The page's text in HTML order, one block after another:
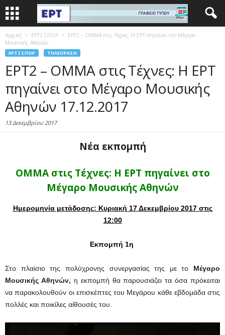
Αρχική EΡΤ2 ΣΠΟΡ
ΕΡΤ2 – ΟΜΜΑ στις Τέχνες: Η ΕΡΤ πηγαίνει στο Μέγαρο
Μουσικής Αθηνών...
EΡΤ2 ΣΠΟΡ ΤΗΛΕΌΡΑΣΗ
ΕΡΤ2 – ΟΜΜΑ στις Τέχνες: Η ΕΡΤ
πηγαίνει στο Μέγαρο Μουσικής
Αθηνών 17.12.2017
13 Δεκεμβρίου 2017
Νέα εκπομπή
ΟΜΜΑ στις Τέχνες: Η ΕΡΤ πηγαίνει στο
Μέγαρο Μουσικής Αθηνών
Ημερομηνία μετάδοσης: Κυριακή 17 Δεκεμβρίου 2017 στις
12:00
Εκπομπή 1η
Στο πλαίσιο της πολύχρονης συνεργασίας της με το Μέγαρο
Μουσικής Αθηνών, η εκποµπή θα παρουσιάζει τα όσα πρόκειται
να παρακολουθούν οι επισκέπτες του Μεγάρου κάθε εβδοµάδα στις
πολλές και ποικίλες αίθουσές του.